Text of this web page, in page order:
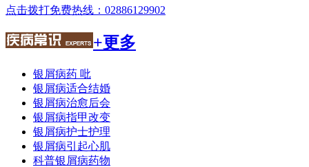
点击拨打免费热线：02886129902
+更多
银屑病药 吡
银屑病适合结婚
银屑病治愈后会
银屑病指甲改变
银屑病护士护理
银屑病引起心肌
科普银屑病药物